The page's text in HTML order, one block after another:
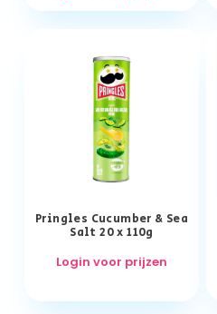
Pringles Cucumber & Sea
Salt 20 x 110g
Login voor prijzen